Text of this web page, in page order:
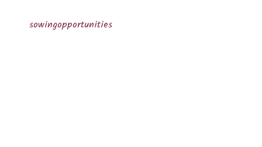
sowingopportunities